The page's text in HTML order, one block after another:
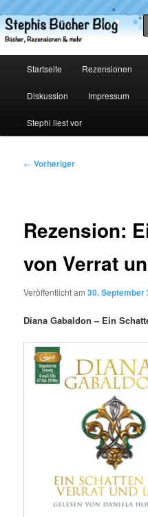
primären
Inhalt
Stephis
Startseite Rezensionen
Diskussion Impressum
Stephi liest vor
Beitragsnavigation
← Vorheriger
Rezension:
von Verrat
Veröffentlicht am30. September
Diana Gabaldon – Ein